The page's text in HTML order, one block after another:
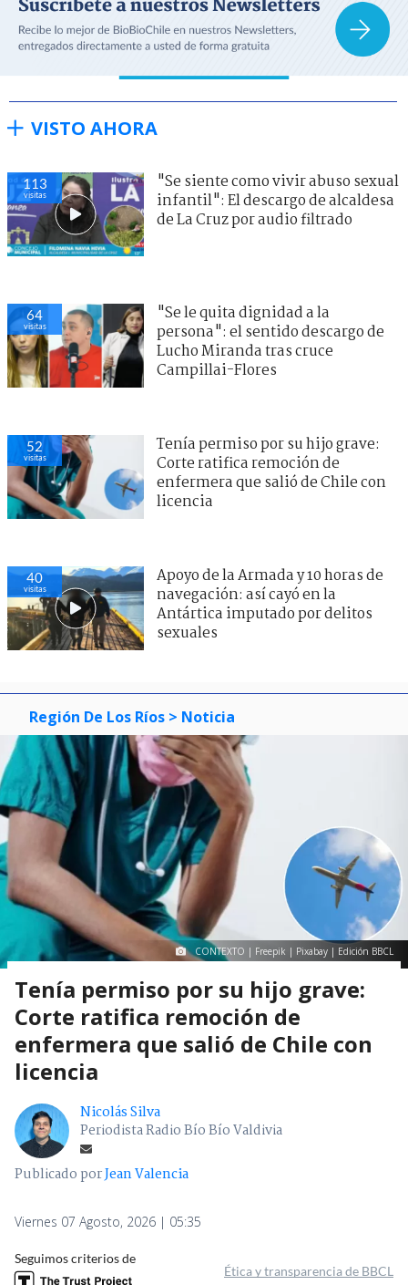
VISTO AHORA
113
visitas
"Se siente como vivir abuso sexual
infantil": El descargo de alcaldesa
de La Cruz por audio filtrado
64
visitas
"Se le quita dignidad a la
persona": el sentido descargo de
Lucho Miranda tras cruce
Campillai-Flores
52
visitas
Tenía permiso por su hijo grave:
Corte ratifica remoción de
enfermera que salió de Chile con
licencia
40
visitas
Apoyo de la Armada y 10 horas de
navegación: así cayó en la
Antártica imputado por delitos
sexuales
Región De Los Ríos > Noticia
CONTEXTO | Freepik | Pixabay | Edición BBCL
Tenía permiso por su hijo grave:
Corte ratifica remoción de
enfermera que salió de Chile con
licencia
Nicolás Silva
Periodista Radio Bío Bío Valdivia
Publicado porJean Valencia
Viernes 07 Agosto, 2026 | 05:35
Seguimos criterios de
Ética y transparencia de BBCL